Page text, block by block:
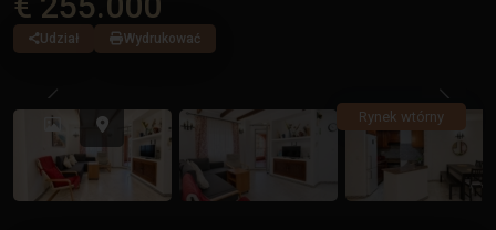
Udział Wydrukować
Rynek wtórny
Poprzedni